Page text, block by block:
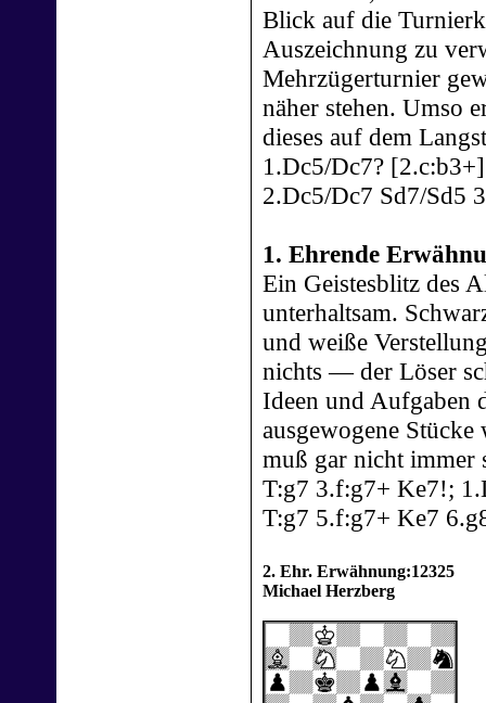
Blick auf die
Auszeichnung zu
Mehrzügerturnier
näher stehen. Umso
dieses auf dem
1.Dc5/Dc7?
2.Dc5/Dc7 Sd7/Sd5
1. Ehrende
Ein Geistesblitz des
unterhaltsam.
und weiße
nichts — der Löser
Ideen und Aufgaben
ausgewogene
muß gar nicht
T:g7 3.f:g7+ Ke7!;
T:g7 5.f:g7+ Ke7
2. Ehr. Erwähnung:12325
Michael Herzberg